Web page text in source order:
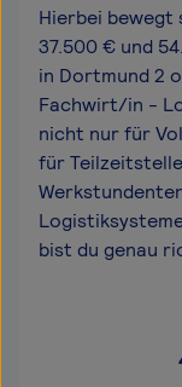
Hierbei bewegt
37.500 € und
in Dortmund 2
Fachwirt/in -
nicht nur für
für
bist du genau